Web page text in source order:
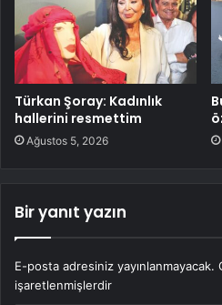
Türkan Şoray: Kadınlık
hallerini resmettim
Ağustos 5, 2026
Bir yanıt yazın
E-posta adresiniz yayınlanmayacak.
işaretlenmişlerdir